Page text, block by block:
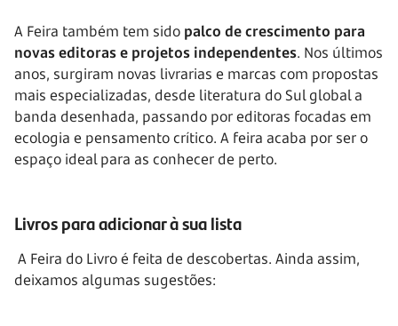
A Feira também tem sido palco de crescimento para
novas editoras e projetos independentes. Nos últimos
anos, surgiram novas livrarias e marcas com propostas
mais especializadas, desde literatura do Sul global a
banda desenhada, passando por editoras focadas em
ecologia e pensamento crítico. A feira acaba por ser o
espaço ideal para as conhecer de perto.
Livros para adicionar à sua lista
A Feira do Livro é feita de descobertas. Ainda assim,
deixamos algumas sugestões: